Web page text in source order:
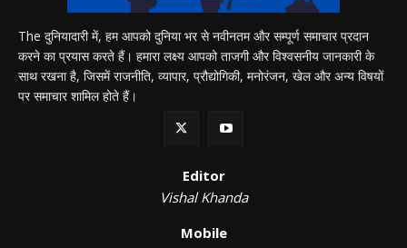
The दुनियादारी में, हम आपको दुनिया भर से नवीनतम और सम्पूर्ण समाचार प्रदान
करने का प्रयास करते हैं। हमारा लक्ष्य आपको ताजगी और विश्वसनीय जानकारी के
साथ रखना है, जिसमें राजनीति, व्यापार, प्रौद्योगिकी, मनोरंजन, खेल और अन्य विषयों
पर समाचार शामिल होते हैं।
Editor
Vishal Khanda
Mobile